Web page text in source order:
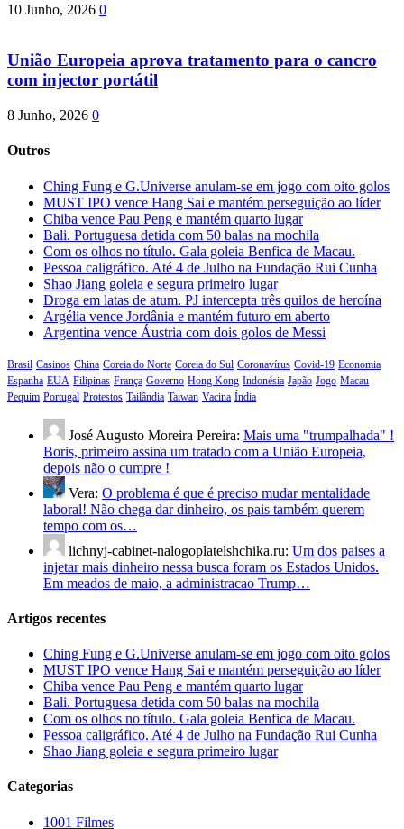
10 Junho, 2026 0
União Europeia aprova tratamento para o cancro
com injector portátil
8 Junho, 2026 0
Outros
Ching Fung e G.Universe anulam-se em jogo com oito golos
MUST IPO vence Hang Sai e mantém perseguição ao líder
Chiba vence Pau Peng e mantém quarto lugar
Bali. Portuguesa detida com 50 balas na mochila
Com os olhos no título. Gala goleia Benfica de Macau.
Pessoa caligráfico. Até 4 de Julho na Fundação Rui Cunha
Shao Jiang goleia e segura primeiro lugar
Droga em latas de atum. PJ intercepta três quilos de heroína
Argélia vence Jordânia e mantém futuro em aberto
Argentina vence Áustria com dois golos de Messi
Brasil Casinos China Coreia do Norte Coreia do Sul Coronavírus Covid-19 Economia
Espanha EUA Filipinas França Governo Hong Kong Indonésia Japão Jogo Macau
Pequim Portugal Protestos Tailândia Taiwan Vacina Índia
José Augusto Moreira Pereira: Mais uma "trumpalhada" !
Boris, primeiro assina um tratado com a União Europeia,
depois não o cumpre !
Vera: O problema é que é preciso mudar mentalidade
laboral! Não chega dar dinheiro, os pais também querem
tempo com os…
lichnyj-cabinet-nalogoplatelshchika.ru: Um dos paises a
injetar mais dinheiro nessa busca foram os Estados Unidos.
Em meados de maio, a administracao Trump…
Artigos recentes
Ching Fung e G.Universe anulam-se em jogo com oito golos
MUST IPO vence Hang Sai e mantém perseguição ao líder
Chiba vence Pau Peng e mantém quarto lugar
Bali. Portuguesa detida com 50 balas na mochila
Com os olhos no título. Gala goleia Benfica de Macau.
Pessoa caligráfico. Até 4 de Julho na Fundação Rui Cunha
Shao Jiang goleia e segura primeiro lugar
Categorias
1001 Filmes